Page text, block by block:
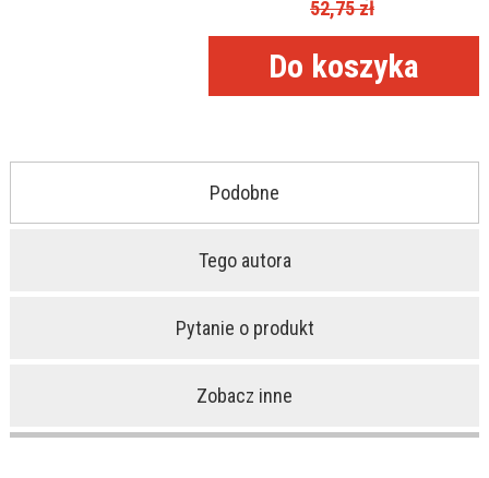
52,75zł
Podobne
Tego autora
Pytanie o produkt
Zobacz inne